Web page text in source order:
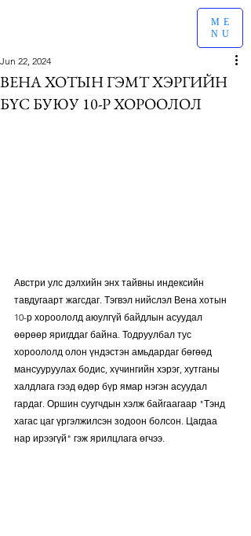
ME
NU
ВЕНА ХОТЫН ГЭМТ ХЭРГИЙН
БҮС БУЮУ 10-Р ХОРООЛОЛ
Jun 22, 2024
Австри улс дэлхийн энх тайвны индексийн
тавдугаарт жагсдаг. Тэгвэл нийслэл Вена хотын
10-р хороололд аюулгүй байдлын асуудал
өөрөөр яригддаг байна. Тодруулбал тус
хороололд олон үндэстэн амьдардаг бөгөөд
мансууруулах бодис, хүчингийн хэрэг, хутганы
халдлага гээд өдөр бүр ямар нэгэн асуудал
гардаг. Оршин суугчдын хэлж байгаагаар "Тэнд
хагас цаг үргэлжилсэн зодоон болсон. Цагдаа
нар ирээгүй" гэж ярилцлага өгчээ.